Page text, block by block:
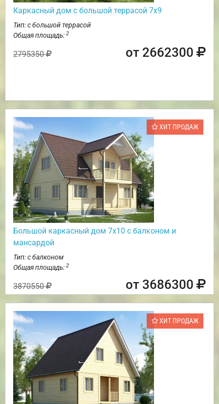
Каркасный дом с большой террасой 7х9
Тип: с большой террасой
Общая площадь: 2
2795350 от 2662300
ХИТ ПРОДАЖ
Большой каркасный дом 7х10 с балконом и
мансардой
Тип: с балконом
Общая площадь: 2
3870550 от 3686300
ХИТ ПРОДАЖ